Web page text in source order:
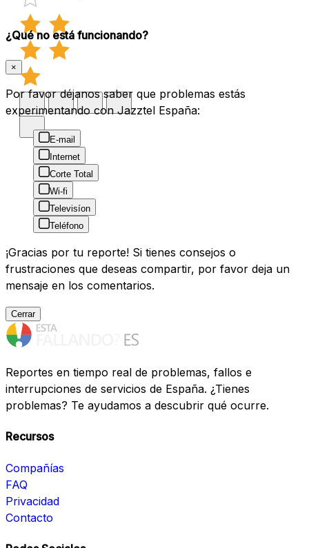
¿Qué no está funcionando?
×
Por favor déjanos saber que problemas estás
experimentando con Jazztel España:
E-mail
Internet
Corte Total
Wi-fi
Televisíon
Teléfono
¡Gracias por tu reporte! Si tienes consejos o
frustraciones que deseas compartir, por favor deja un
mensaje en los comentarios.
Cerrar
Reportes en tiempo real de problemas, fallos e
interrupciones de servicios de España. ¿Tienes
problemas? Te ayudamos a descubrir qué ocurre.
Recursos
Compañías
FAQ
Privacidad
Contacto